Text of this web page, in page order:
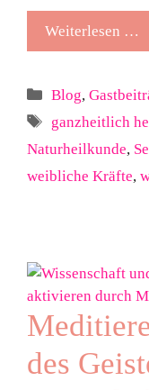
Weiterlesen …
Kategorien
Blog,
Schlagwörter
ganzheitlich
Naturheilkunde,
weibliche Kräfte,
des